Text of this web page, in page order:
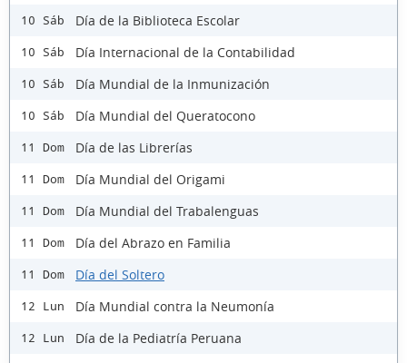
10 Sáb Día de la Biblioteca Escolar
10 Sáb Día Internacional de la Contabilidad
10 Sáb Día Mundial de la Inmunización
10 Sáb Día Mundial del Queratocono
11 Dom Día de las Librerías
11 Dom Día Mundial del Origami
11 Dom Día Mundial del Trabalenguas
11 Dom Día del Abrazo en Familia
11 Dom Día del Soltero
12 Lun Día Mundial contra la Neumonía
12 Lun
Día de la Pediatría Peruana